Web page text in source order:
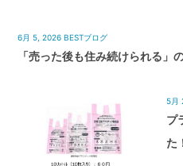
6月 5, 2026 BESTブログ
「売った後も住み続けられる」
5月
プ
た